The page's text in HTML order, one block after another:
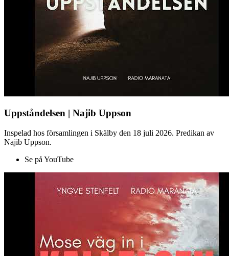
Uppståndelsen | Najib Uppson
Inspelad hos församlingen i Skälby den 18 juli 2026. Predikan av
Najib Uppson.
Se på YouTube